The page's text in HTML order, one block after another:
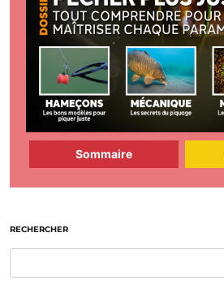
Sommaire
RECHERCHER